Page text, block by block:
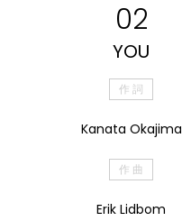
02
YOU
作 詞
Kanata Okajima
作 曲
Erik Lidbom